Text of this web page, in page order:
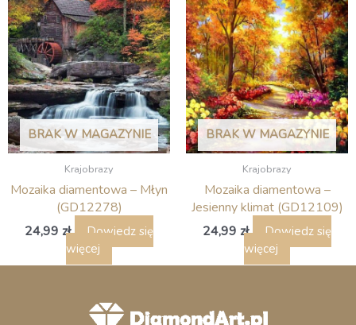
BRAK W MAGAZYNIE
Krajobrazy
Mozaika diamentowa – Młyn
(GD12278)
24,99 zł
Dowiedz się
więcej
BRAK W MAGAZYNIE
Krajobrazy
Mozaika diamentowa –
Jesienny klimat (GD12109)
24,99 zł
Dowiedz się
więcej